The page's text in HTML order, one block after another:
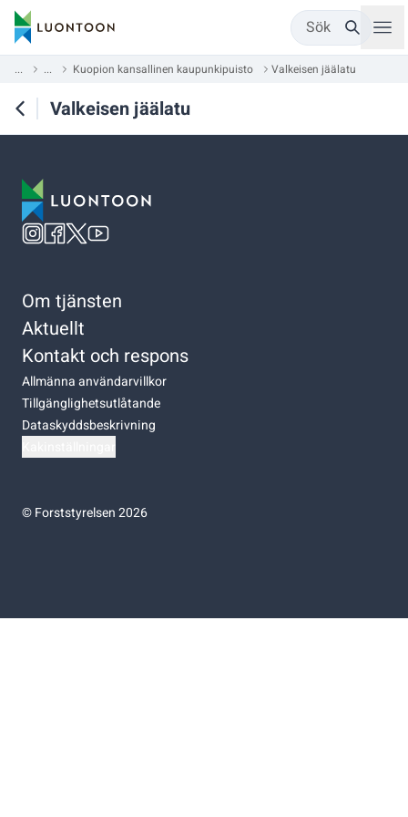
Sök
... ... Kuopion kansallinen kaupunkipuisto Valkeisen jäälatu
Valkeisen jäälatu
Om tjänsten
Aktuellt
Kontakt och respons
Allmänna användarvillkor
Tillgänglighetsutlåtande
Dataskyddsbeskrivning
©Forststyrelsen 2026